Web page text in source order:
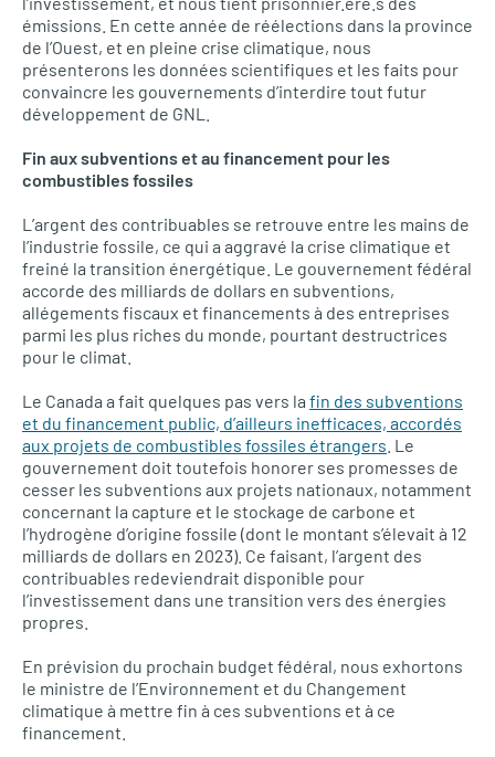
émissions. En cette année de réélections dans la province
de l’Ouest, et en pleine crise climatique, nous
présenterons les données scientifiques et les faits pour
convaincre les gouvernements d’interdire tout futur
développement de GNL.
Fin aux subventions et au financement pour les
combustibles fossiles
L’argent des contribuables se retrouve entre les mains de
l’industrie fossile, ce qui a aggravé la crise climatique et
freiné la transition énergétique. Le gouvernement fédéral
accorde des milliards de dollars en subventions,
allégements fiscaux et financements à des entreprises
parmi les plus riches du monde, pourtant destructrices
pour le climat.
Le Canada a fait quelques pas vers la fin des subventions
et du financement public, d’ailleurs inefficaces, accordés
aux projets de combustibles fossiles étrangers . Le
gouvernement doit toutefois honorer ses promesses de
cesser les subventions aux projets nationaux, notamment
concernant la capture et le stockage de carbone et
l’hydrogène d’origine fossile (dont le montant s’élevait à 12
milliards de dollars en 2023). Ce faisant, l’argent des
contribuables redeviendrait disponible pour
l’investissement dans une transition vers des énergies
propres.
En prévision du prochain budget fédéral, nous exhortons
le ministre de l’Environnement et du Changement
climatique à mettre fin à ces subventions et à ce
financement.